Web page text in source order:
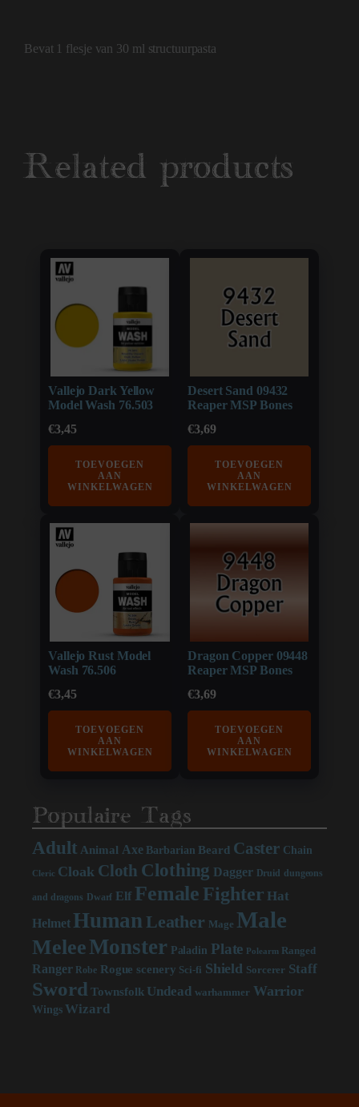
Bevat 1 flesje van 30 ml structuurpasta
Related products
Vallejo Dark Yellow
Model Wash 76.503
€3,45
TOEVOEGEN
AAN
WINKELWAGEN
Desert Sand 09432
Reaper MSP Bones
€3,69
TOEVOEGEN
AAN
WINKELWAGEN
Vallejo Rust Model
Wash 76.506
€3,45
TOEVOEGEN
AAN
WINKELWAGEN
Dragon Copper 09448
Reaper MSP Bones
€3,69
TOEVOEGEN
AAN
WINKELWAGEN
Populaire Tags
Adult Animal Axe Barbarian Beard Caster Chain
Cleric Cloak Cloth Clothing Dagger Druid dungeons
and dragons Dwarf Elf FemaleFighter Hat
Helmet HumanLeather Mage Male
MeleeMonster Paladin Plate Polearm Ranged
Ranger Robe Rogue scenery Sci-fi Shield Sorcerer Staff
Sword Townsfolk Undead warhammer Warrior
Wings Wizard